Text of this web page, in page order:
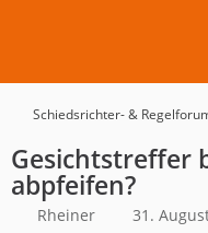
Schiedsrichter- &
Gesichtstreffer
abpfeifen?
Rheiner 31.